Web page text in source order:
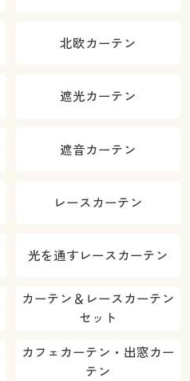
北欧カーテン
遮光カーテン
遮音カーテン
レースカーテン
光を通すレースカーテン
カーテン＆レースカーテン
セット
カフェカーテン・出窓カー
テン